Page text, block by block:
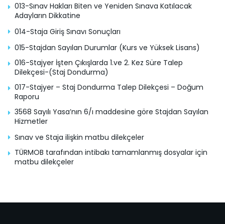
013-Sınav Hakları Biten ve Yeniden Sınava Katılacak
Adayların Dikkatine
014-Staja Giriş Sınavı Sonuçları
015-Stajdan Sayılan Durumlar (Kurs ve Yüksek Lisans)
016-Stajyer İşten Çıkışlarda 1.ve 2. Kez Süre Talep
Dilekçesi-(Staj Dondurma)
017-Stajyer – Staj Dondurma Talep Dilekçesi – Doğum
Raporu
3568 Sayılı Yasa’nın 6/ı maddesine göre Stajdan Sayılan
Hizmetler
Sınav ve Staja ilişkin matbu dilekçeler
TÜRMOB tarafından intibakı tamamlanmış dosyalar için
matbu dilekçeler